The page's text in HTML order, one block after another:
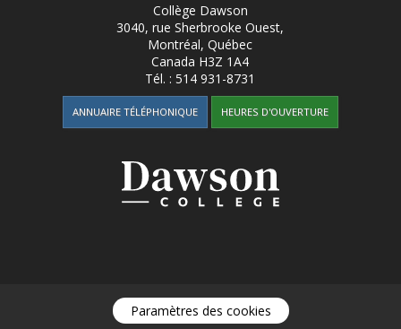
Collège Dawson
3040, rue Sherbrooke Ouest,
Montréal, Québec
Canada H3Z 1A4
Tél. :514 931-8731
ANNUAIRE TÉLÉPHONIQUE HEURES D'OUVERTURE
Paramètres des cookies